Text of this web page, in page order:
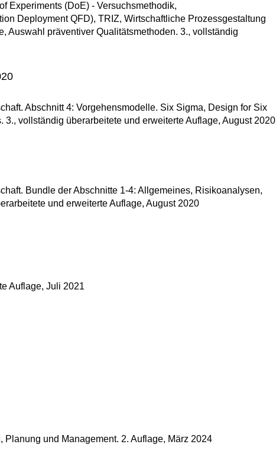
Experiments (DoE) - Versuchsmethodik,
Deployment QFD), TRIZ, Wirtschaftliche Prozessgestaltung
Auswahl präventiver Qualitätsmethoden. 3., vollständig
Abschnitt 4: Vorgehensmodelle. Six Sigma, Design for Six
vollständig überarbeitete und erweiterte Auflage, August 2020
Bundle der Abschnitte 1-4: Allgemeines, Risikoanalysen,
und erweiterte Auflage, August 2020
Auflage, Juli 2021
und Management. 2. Auflage, März 2024